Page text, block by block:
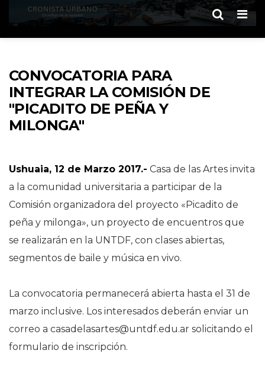
CONVOCATORIA PARA
INTEGRAR LA COMISIÓN DE
"PICADITO DE PEÑA Y
MILONGA"
Ushuaia, 12 de Marzo 2017.- Casa de las Artes invita
a la comunidad universitaria a participar de la
Comisión organizadora del proyecto «Picadito de
peña y milonga», un proyecto de encuentros que
se realizarán en la UNTDF, con clases abiertas,
segmentos de baile y música en vivo.
La convocatoria permanecerá abierta hasta el 31 de
marzo inclusive. Los interesados deberán enviar un
correo a casadelasartes@untdf.edu.ar solicitando el
formulario de inscripción.